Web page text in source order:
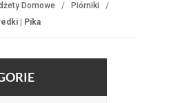
Domowe
Piórniki
| Pika